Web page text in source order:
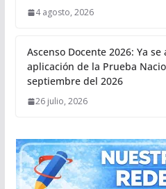
4 agosto, 2026
Ascenso Docente 2026: Ya
aplicación de la Prueba
septiembre del 2026
26 julio, 2026